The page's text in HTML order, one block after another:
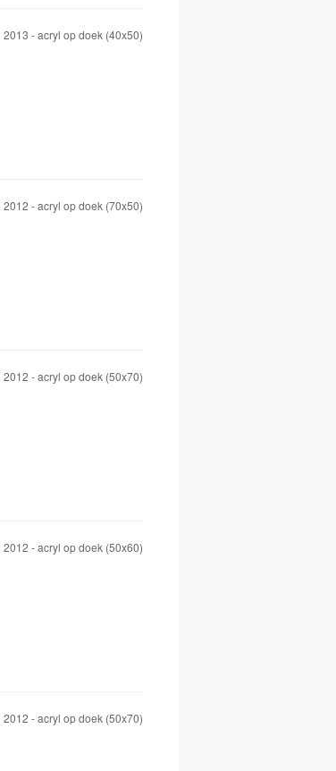
2013 - acryl op doek (40x50)
2012 - acryl op doek (70x50)
2012 - acryl op doek (50x70)
2012 - acryl op doek (50x60)
2012 - acryl op doek (50x70)